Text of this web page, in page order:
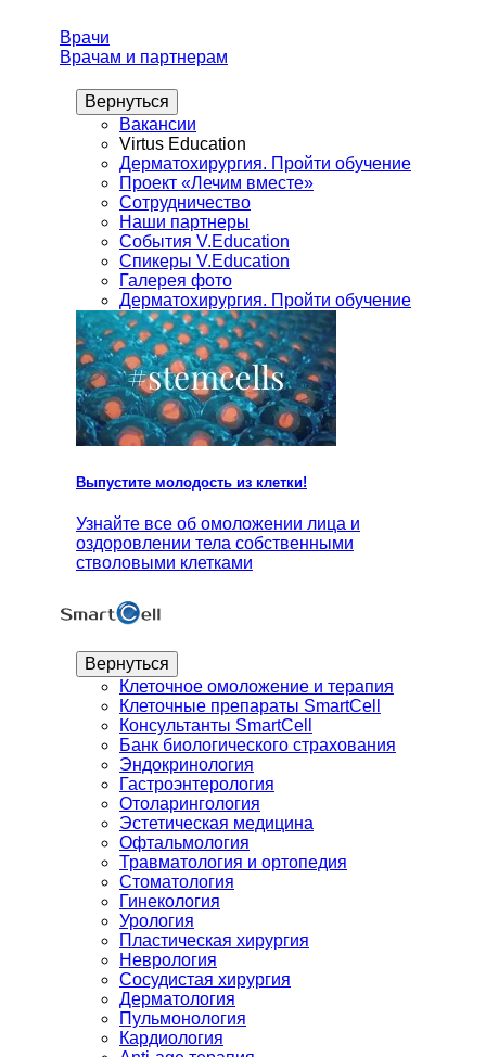
Врачи
Врачам и партнерам
Вернуться
Вакансии
Virtus Education
Дерматохирургия. Пройти обучение
Проект «Лечим вместе»
Сотрудничество
Наши партнеры
События V.Education
Спикеры V.Education
Галерея фото
Дерматохирургия. Пройти обучение
Выпустите молодость из клетки!
Узнайте все об омоложении лица и
оздоровлении тела собственными
стволовыми клетками
Вернуться
Клеточное омоложение и терапия
Клеточные препараты SmartCell
Консультанты SmartCell
Банк биологического страхования
Эндокринология
Гастроэнтерология
Отоларингология
Эстетическая медицина
Офтальмология
Травматология и ортопедия
Стоматология
Гинекология
Урология
Пластическая хирургия
Неврология
Сосудистая хирургия
Дерматология
Пульмонология
Кардиология